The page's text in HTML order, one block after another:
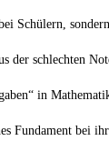
Schülern,
der schlechten
in
Fundament bei